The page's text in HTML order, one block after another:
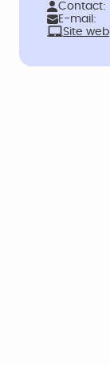
Contact:
E-mail:
Site web